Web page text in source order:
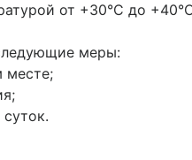
от +30°С до
меры:
месте;